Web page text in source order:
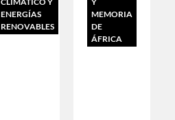
ENERGÍAS
RENOVABLES
MEMORIA
DE
ÁFRICA